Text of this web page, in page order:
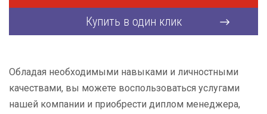
Купить в один клик
Обладая необходимыми навыками и личностными
качествами, вы можете воспользоваться услугами
нашей компании и приобрести диплом менеджера,